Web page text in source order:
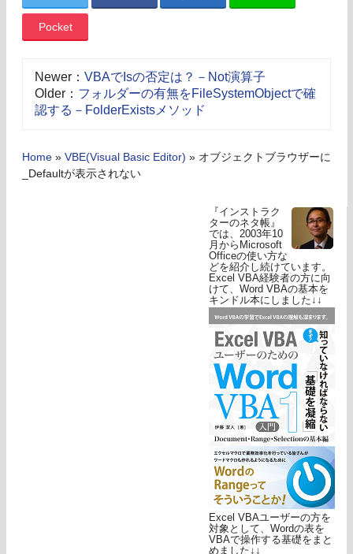
Pocket
Newer： VBAでIsの否定は？－Not演算子
Older： フォルダーの有無をFileSystemObjectで確
認する－FolderExistsメソッド
Home » VBE(Visual Basic Editor) » オブジェクトブラウザーに
_Defaultが表示されない
『インストラク
ターのネタ帳』
では、2003年10
月からMicrosoft
Officeの使い方な
どを紹介し続けています。
Excel VBA経験者の方に向
けて、Word VBAの基本を
キンドル本にしました↓↓
Excel VBAユーザーの方を
対象として、Wordの表を
VBAで操作する基礎をまと
めました↓↓